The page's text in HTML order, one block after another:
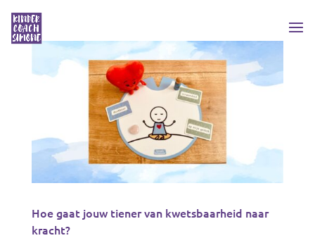
Hoe gaat jouw tiener van kwetsbaarheid naar
kracht?